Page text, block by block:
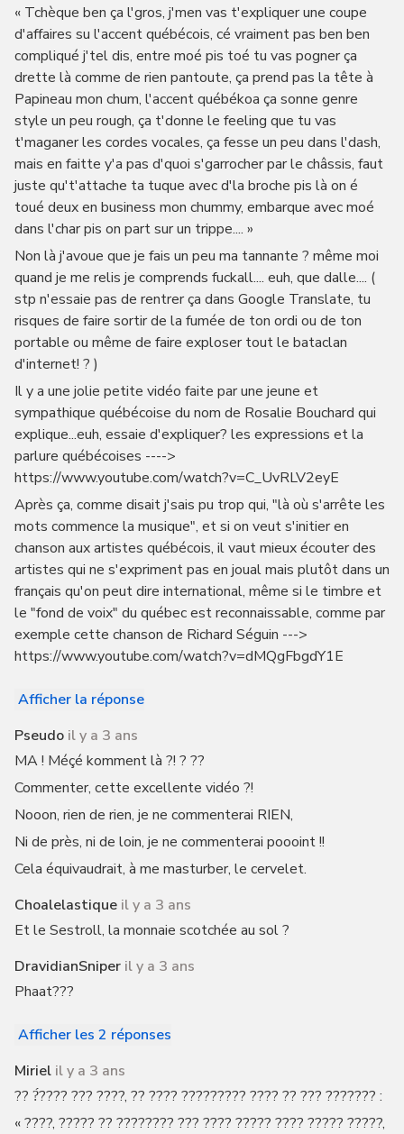
« Tchèque ben ça l'gros, j'men vas t'expliquer une coupe
d'affaires su l'accent québécois, cé vraiment pas ben ben
compliqué j'tel dis, entre moé pis toé tu vas pogner ça
drette là comme de rien pantoute, ça prend pas la tête à
Papineau mon chum, l'accent québékoa ça sonne genre
style un peu rough, ça t'donne le feeling que tu vas
t'maganer les cordes vocales, ça fesse un peu dans l'dash,
mais en faitte y'a pas d'quoi s'garrocher par le châssis, faut
juste qu't'attache ta tuque avec d'la broche pis là on é
toué deux en business mon chummy, embarque avec moé
dans l'char pis on part sur un trippe.... »
Non là j'avoue que je fais un peu ma tannante ? même moi
quand je me relis je comprends fuckall.... euh, que dalle.... (
stp n'essaie pas de rentrer ça dans Google Translate, tu
risques de faire sortir de la fumée de ton ordi ou de ton
portable ou même de faire exploser tout le bataclan
d'internet! ? )
Il y a une jolie petite vidéo faite par une jeune et
sympathique québécoise du nom de Rosalie Bouchard qui
explique...euh, essaie d'expliquer? les expressions et la
parlure québécoises ---->
https://www.youtube.com/watch?v=C_UvRLV2eyE
Après ça, comme disait j'sais pu trop qui, "là où s'arrête les
mots commence la musique", et si on veut s'initier en
chanson aux artistes québécois, il vaut mieux écouter des
artistes qui ne s'expriment pas en joual mais plutôt dans un
français qu'on peut dire international, même si le timbre et
le "fond de voix" du québec est reconnaissable, comme par
exemple cette chanson de Richard Séguin --->
https://www.youtube.com/watch?v=dMQgFbgdY1E
Afficher la réponse
Pseudo il y a 3 ans
MA ! Méçé komment là ?! ? ??
Commenter, cette excellente vidéo ?!
Nooon, rien de rien, je ne commenterai RIEN,
Ni de près, ni de loin, je ne commenterai poooint !!
Cela équivaudrait, à me masturber, le cervelet.
Choalelastique il y a 3 ans
Et le Sestroll, la monnaie scotchée au sol ?
DravidianSniper il y a 3 ans
Phaat???
Afficher les 2 réponses
Miriel il y a 3 ans
?? ?́???? ??? ????, ?? ???? ????????? ???? ?? ??? ??????? :
« ????, ????? ?? ???????? ??? ???? ????? ???? ????? ?????,